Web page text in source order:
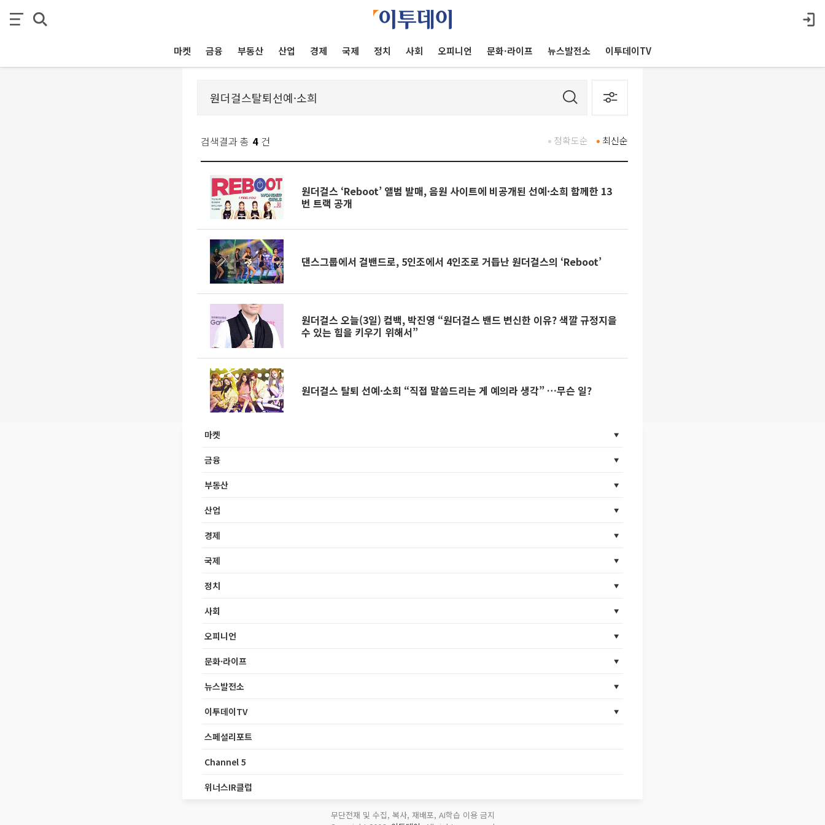
마켓 금융 부동산 산업 경제 국제 정치 사회 오피니언 문화·라이프 뉴스발전소 이투데이TV
검색결과 총 4 건 최신순
정확도순
원더걸스 ‘Reboot’ 앨범 발매, 음원 사이트에 비공개된 선예·소희 함께한 13
번 트랙 공개
댄스그룹에서 걸밴드로, 5인조에서 4인조로 거듭난 원더걸스의 ‘Reboot’
원더걸스 오늘(3일) 컴백, 박진영 “원더걸스 밴드 변신한 이유? 색깔 규정지을
수 있는 힘을 키우기 위해서”
원더걸스 탈퇴 선예·소희 “직접 말씀드리는 게 예의라 생각” …무슨 일?
마켓
금융
부동산
산업
경제
국제
정치
사회
오피니언
문화·라이프
뉴스발전소
이투데이TV
스페셜리포트
Channel 5
위너스IR클럽
무단전재 및 수집, 복사, 재배포, AI학습 이용 금지